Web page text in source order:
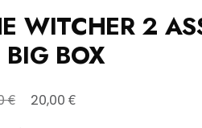
WITCHER 2
BIG BOX
€
Original
20,00 €Η